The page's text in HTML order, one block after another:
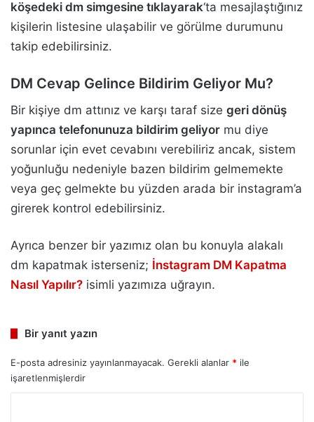
köşedeki dm simgesine tıklayarak‘ta mesajlaştığınız
kişilerin listesine ulaşabilir ve görülme durumunu
takip edebilirsiniz.
DM Cevap Gelince Bildirim Geliyor Mu?
Bir kişiye dm attınız ve karşı taraf size geri dönüş
yapınca telefonunuza bildirim geliyor mu diye
sorunlar için evet cevabını verebiliriz ancak, sistem
yoğunluğu nedeniyle bazen bildirim gelmemekte
veya geç gelmekte bu yüzden arada bir instagram’a
girerek kontrol edebilirsiniz.
Ayrıca benzer bir yazımız olan bu konuyla alakalı
dm kapatmak isterseniz; İnstagram DM Kapatma
Nasıl Yapılır? isimli yazımıza uğrayın.
Bir yanıt yazın
E-posta adresiniz yayınlanmayacak. Gerekli alanlar * ile
işaretlenmişlerdir